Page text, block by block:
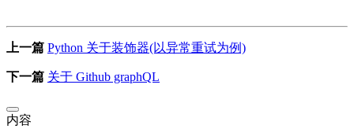
上一篇 Python 关于装饰器(以异常重试为例)
下一篇 关于 Github graphQL
内容